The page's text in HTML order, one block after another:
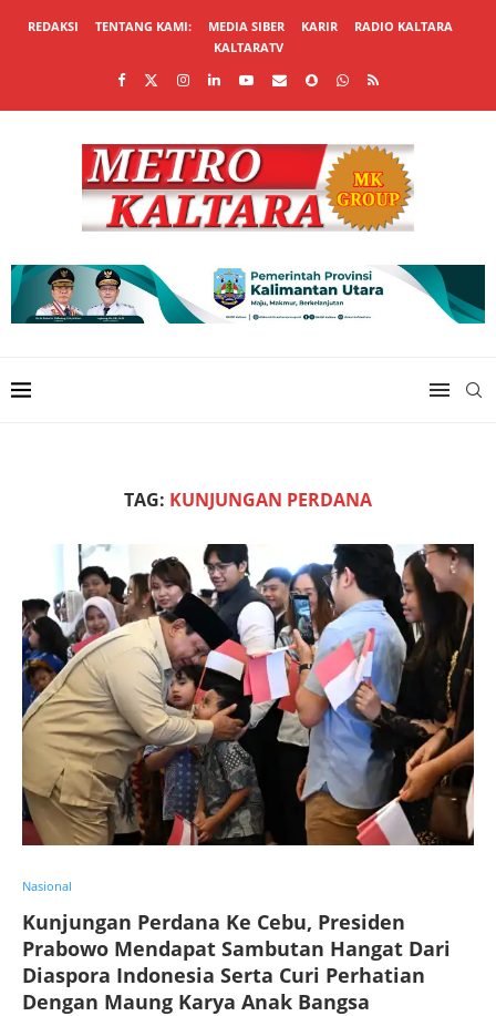
REDAKSI TENTANG KAMI: MEDIA SIBER KARIR
RADIO KALTARA
KALTARATV
TAG: KUNJUNGAN PERDANA
Nasional
Kunjungan Perdana Ke Cebu, Presiden
Prabowo Mendapat Sambutan Hangat Dari
Diaspora Indonesia Serta Curi Perhatian
Dengan Maung Karya Anak Bangsa